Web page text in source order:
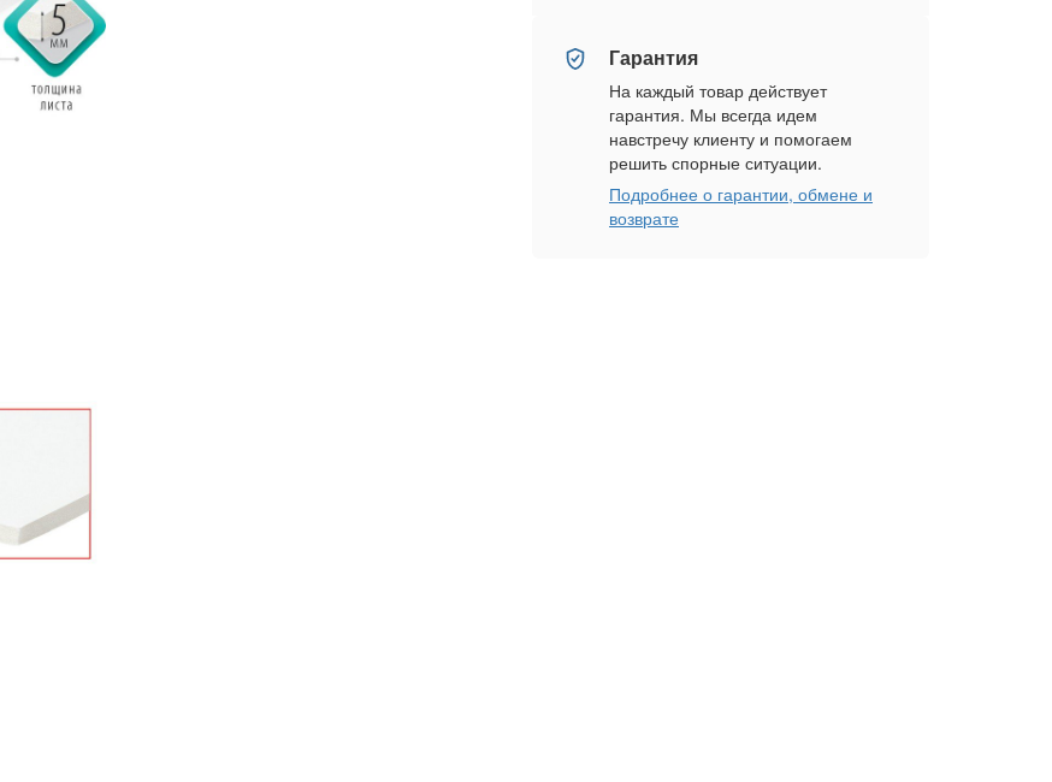
Гарантия
На каждый товар действует
гарантия. Мы всегда идем
навстречу клиенту и помогаем
решить спорные ситуации.
Подробнее о гарантии, обмене и
возврате